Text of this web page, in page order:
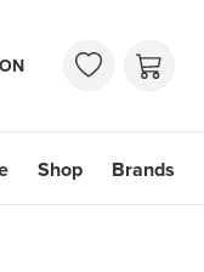
Shop Brands